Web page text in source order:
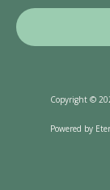
Copyright ©
Powered by